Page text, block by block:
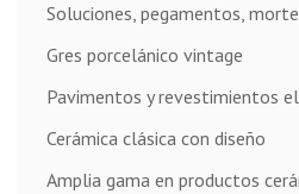
Soluciones, pegamentos,
Gres porcelánico vintage
Pavimentos y revestimientos
Cerámica clásica con diseño
Amplia gama en productos